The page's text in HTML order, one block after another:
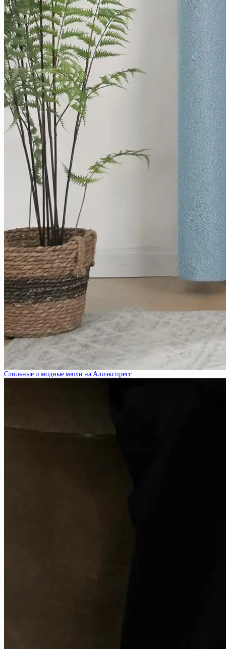
Стильные и модные мюли на Алиэкспресс